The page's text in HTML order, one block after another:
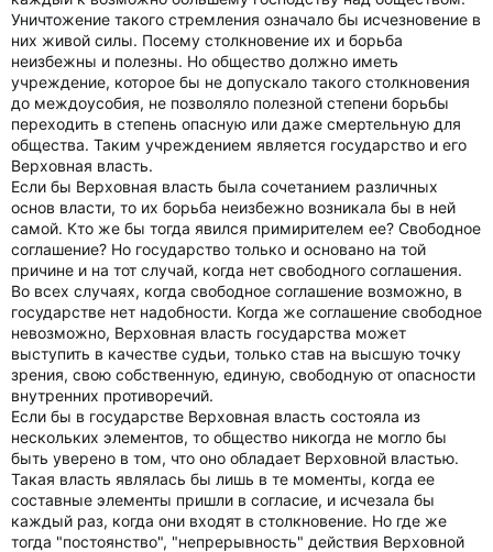
Уничтожение такого стремления означало бы исчезновение в
них живой силы. Посему столкновение их и борьба
неизбежны и полезны. Но общество должно иметь
учреждение, которое бы не допускало такого столкновения
до междоусобия, не позволяло полезной степени борьбы
переходить в степень опасную или даже смертельную для
общества. Таким учреждением является государство и его
Верховная власть.
Если бы Верховная власть была сочетанием различных
основ власти, то их борьба неизбежно возникала бы в ней
самой. Кто же бы тогда явился примирителем ее? Свободное
соглашение? Но государство только и основано на той
причине и на тот случай, когда нет свободного соглашения.
Во всех случаях, когда свободное соглашение возможно, в
государстве нет надобности. Когда же соглашение свободное
невозможно, Верховная власть государства может
выступить в качестве судьи, только став на высшую точку
зрения, свою собственную, единую, свободную от опасности
внутренних противоречий.
Если бы в государстве Верховная власть состояла из
нескольких элементов, то общество никогда не могло бы
быть уверено в том, что оно обладает Верховной властью.
Такая власть являлась бы лишь в те моменты, когда ее
составные элементы пришли в согласие, и исчезала бы
каждый раз, когда они входят в столкновение. Но где же
тогда "постоянство", "непрерывность" действия Верховной